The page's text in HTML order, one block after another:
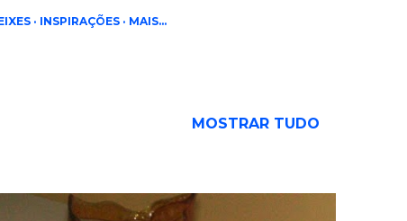
INSPIRAÇÕES MAIS…
MOSTRAR TUDO